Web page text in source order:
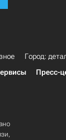
Город:
Пресс-